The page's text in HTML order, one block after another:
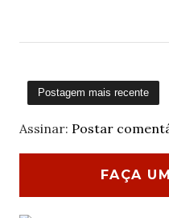
Postagem mais recente
Assinar: Postar
FAÇA